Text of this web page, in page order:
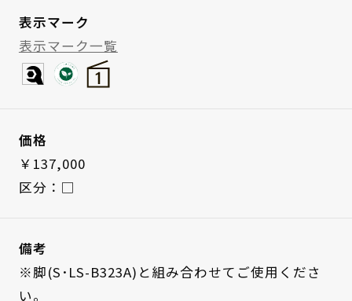
表示マーク
表示マーク一覧
価格
￥137,000
区分：□
備考
※脚(S･LS-B323A)と組み合わせてご使用くださ
い。